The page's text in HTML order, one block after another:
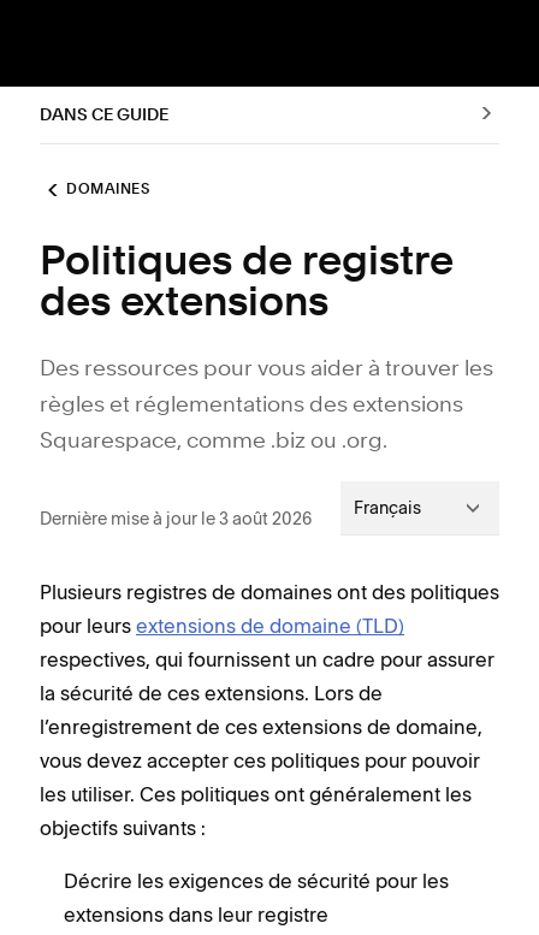
DANS CE GUIDE
DOMAINES
Politiques de registre
des extensions
Des ressources pour vous aider à trouver les
règles et réglementations des extensions
Squarespace, comme .biz ou .org.
Dernière mise à jour le 3 août 2026 Français
Plusieurs registres de domaines ont des politiques
pour leurs extensions de domaine (TLD)
respectives, qui fournissent un cadre pour assurer
la sécurité de ces extensions. Lors de
l’enregistrement de ces extensions de domaine,
vous devez accepter ces politiques pour pouvoir
les utiliser. Ces politiques ont généralement les
objectifs suivants :
Décrire les exigences de sécurité pour les
extensions dans leur registre